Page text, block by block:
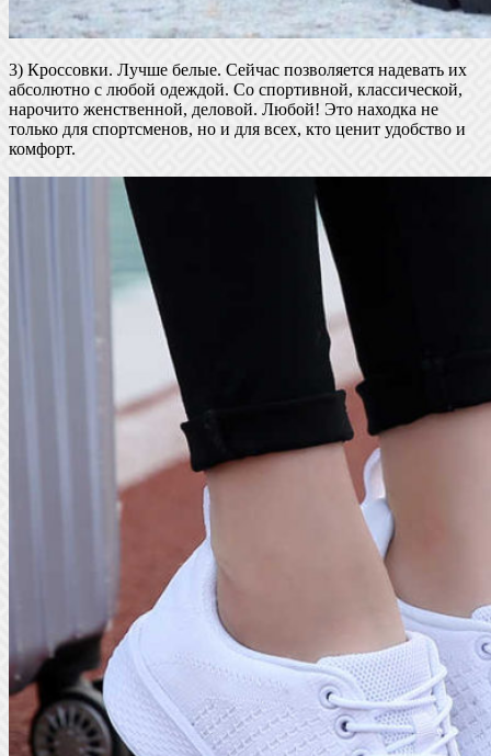
3) Кроссовки. Лучше белые. Сейчас позволяется надевать их
абсолютно с любой одеждой. Со спортивной, классической,
нарочито женственной, деловой. Любой! Это находка не
только для спортсменов, но и для всех, кто ценит удобство и
комфорт.